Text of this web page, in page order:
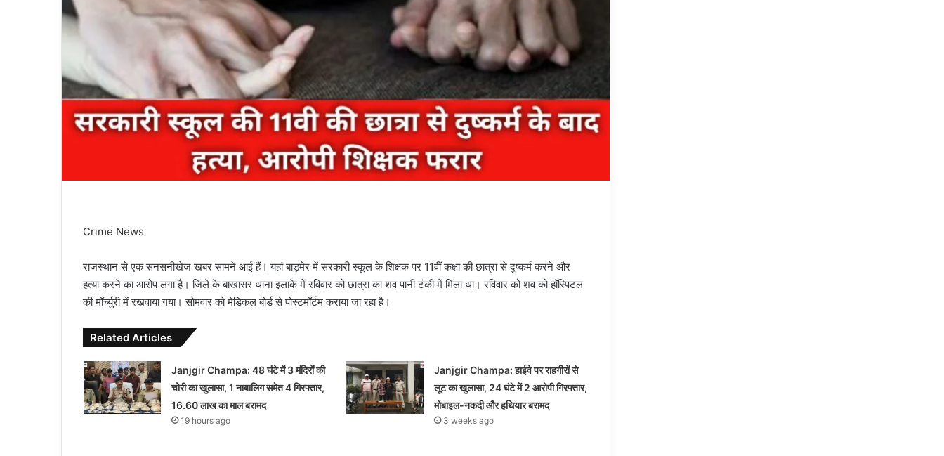
Crime News
राजस्थान से एक सनसनीखेज खबर सामने आई हैं। यहां बाड़मेर में सरकारी स्कूल के शिक्षक पर 11वीं कक्षा की छात्रा से दुष्कर्म करने और
हत्या करने का आरोप लगा है। जिले के बाखासर थाना इलाके में रविवार को छात्रा का शव पानी टंकी में मिला था। रविवार को शव को हॉस्पिटल
की मॉर्च्युरी में रखवाया गया। सोमवार को मेडिकल बोर्ड से पोस्टमॉर्टम कराया जा रहा है।
Related Articles
Janjgir Champa: 48 घंटे में 3 मंदिरों की
चोरी का खुलासा, 1 नाबालिग समेत 4 गिरफ्तार,
16.60 लाख का माल बरामद
19 hours ago
Janjgir Champa: हाईवे पर राहगीरों से
लूट का खुलासा, 24 घंटे में 2 आरोपी गिरफ्तार,
मोबाइल-नकदी और हथियार बरामद
3 weeks ago